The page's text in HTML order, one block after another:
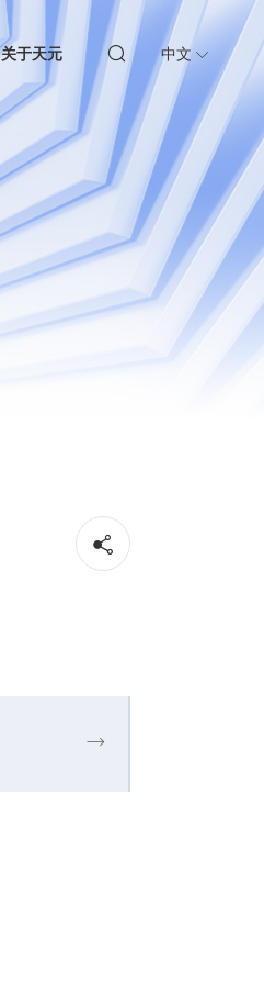
关于天元 中文